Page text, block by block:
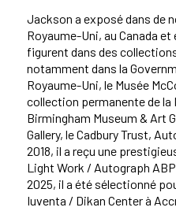
Jackson a exposé dans de
Royaume-Uni, au Canada
figurent dans des
notamment dans la
Royaume-Uni, le Musée
collection permanente de la
Birmingham Museum & Art
Gallery, le Cadbury Trust,
2018, il a reçu une
Light Work / Autograph
2025, il a été sélectionné
Iuventa / Dikan Center à